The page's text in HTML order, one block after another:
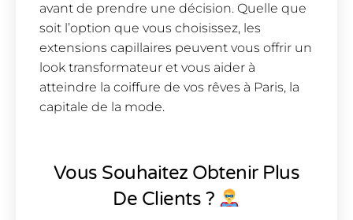
avant de prendre une décision. Quelle que
soit l’option que vous choisissez, les
extensions capillaires peuvent vous offrir un
look transformateur et vous aider à
atteindre la coiffure de vos rêves à Paris, la
capitale de la mode.
Vous Souhaitez Obtenir Plus
De Clients ?